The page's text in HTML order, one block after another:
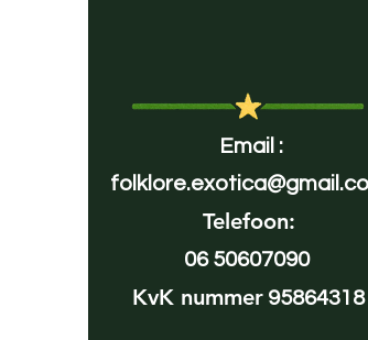
Email :
Telefoon:
06 50607090
KvK nummer 95864318